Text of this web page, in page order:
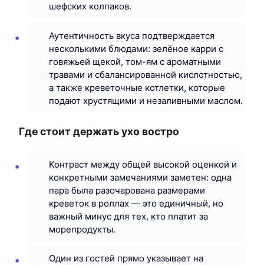
шефских колпаков.
Аутентичность вкуса подтверждается
несколькими блюдами: зелёное карри с
говяжьей щекой, том-ям с ароматными
травами и сбалансированной кислотностью,
а также креветочные котлетки, которые
подают хрустящими и незаливными маслом.
Где стоит держать ухо востро
Контраст между общей высокой оценкой и
конкретными замечаниями заметен: одна
пара была разочарована размерами
креветок в роллах — это единичный, но
важный минус для тех, кто платит за
морепродукты.
Один из гостей прямо указывает на